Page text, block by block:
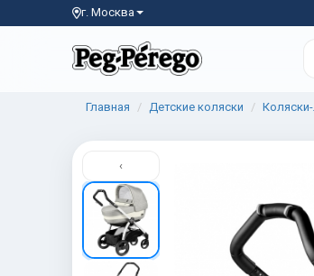
г. Москва
Главная Детские коляски
‹